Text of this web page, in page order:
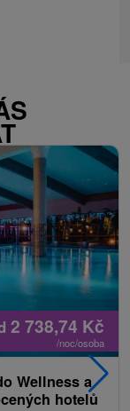
2 738,74 Kč
/noc/osoba
Wellness a
hotelů